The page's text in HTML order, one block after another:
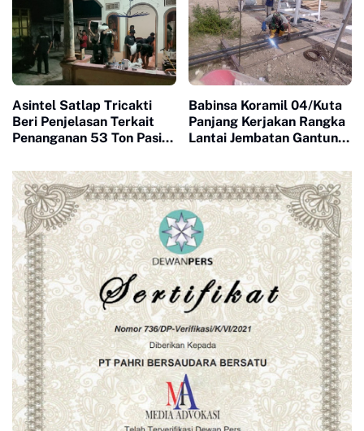
Manunggal Bersama
Rakyat
Asintel Satlap Tricakti
Beri Penjelasan Terkait
Penanganan 53 Ton Pasir
Babinsa Koramil 04/Kuta
Panjang Kerjakan Rangka
Lantai Jembatan Gantung